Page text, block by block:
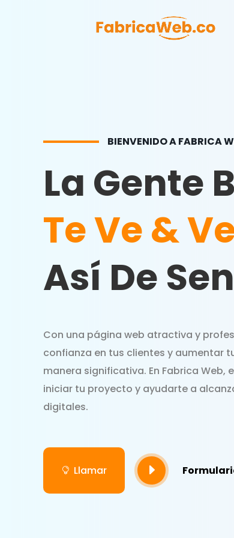
BIENVENIDO A FABRICA
La Gente
Te Ve &
Así De
Con una página web atractiva y
confianza en tus clientes y aumentar
manera significativa. En Fabrica Web,
iniciar tu proyecto y ayudarte a
digitales.
 Llamar E